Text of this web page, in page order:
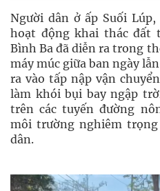
Người dân ở ấp Suối
hoạt động khai thác đất
Bình Ba đã diễn ra trong
máy múc giữa ban ngày
ra vào tấp nập vận
làm khói bụi bay ngập
trên các tuyến đường
môi trường nghiêm
dân.